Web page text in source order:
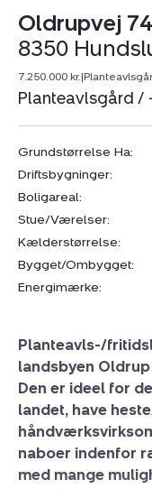
Oldrupvej
8350
7.250.000 kr.|
Planteavlsgård /
Grundstørrelse Ha:
Driftsbygninger:
Boligareal:
Stue/Værelser:
Kælderstørrelse:
Bygget/Ombygget:
Energimærke:
Planteavls-/
landsbyen
Den er ideel for
landet, have
naboer indenfor
med mange